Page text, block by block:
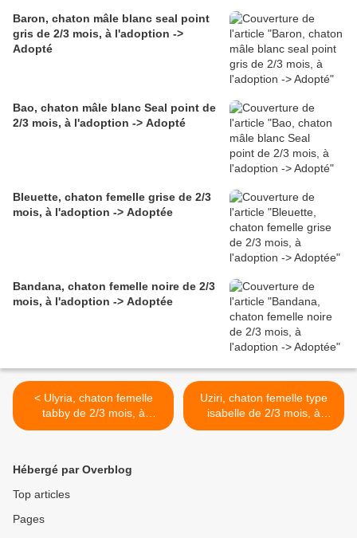
Baron, chaton mâle blanc seal point
gris de 2/3 mois, à l'adoption ->
Adopté
Bao, chaton mâle blanc Seal point de
2/3 mois, à l'adoption -> Adopté
Bleuette, chaton femelle grise de 2/3
mois, à l'adoption -> Adoptée
Bandana, chaton femelle noire de 2/3
mois, à l'adoption -> Adoptée
< Ulyria, chaton femelle
tabby de 2/3 mois, à
l'adoption -> adoptée
Uziri, chaton femelle type
isabelle de 2/3 mois, à
l'adoption -> adoptée >
Hébergé par Overblog
Top articles
Pages